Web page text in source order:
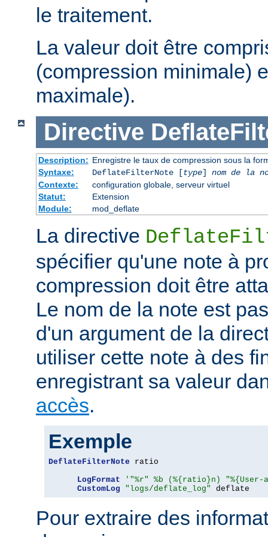
le traitement.
La valeur doit être
(compression minimale)
maximale).
Directive
Description: Enregistre le taux de compression sous la
Syntaxe:
DeflateFilterNote [type] nom de la
Contexte:
configuration globale, serveur virtuel
Statut:
Extension
Module:
mod_deflate
La directive
spécifier qu'une note à
compression doit être
Le nom de la note est
d'un argument de la
utiliser cette note à des
enregistrant sa valeur
accès.
Exemple
DeflateFilterNote ratio
LogFormat
'"%r" %b (%{ratio}n)
CustomLog
"logs/deflate_log" deflate
Pour extraire des